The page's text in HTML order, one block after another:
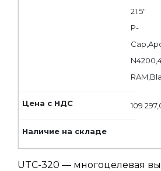
21.5"
P-
109
UTC-320 — многоцелевая